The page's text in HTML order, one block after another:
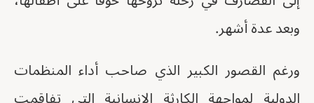
وبعد عدة أشهر.
ورغم القصور الكبير الذي صاحب أداء المنظمات